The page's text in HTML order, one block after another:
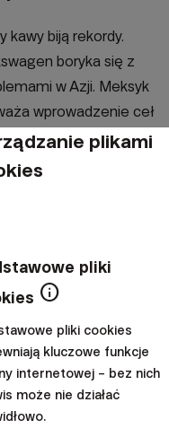
kawy biją rekordy.
boryka się z
w Azji. Meksyk
wprowadzenie ceł
Najnowsze
z gospodarki!
pobyt
imigrantów -
światowej
plikami
pliki
info
pliki cookies
kluczowe funkcje
internetowej – bez nich
może nie działać